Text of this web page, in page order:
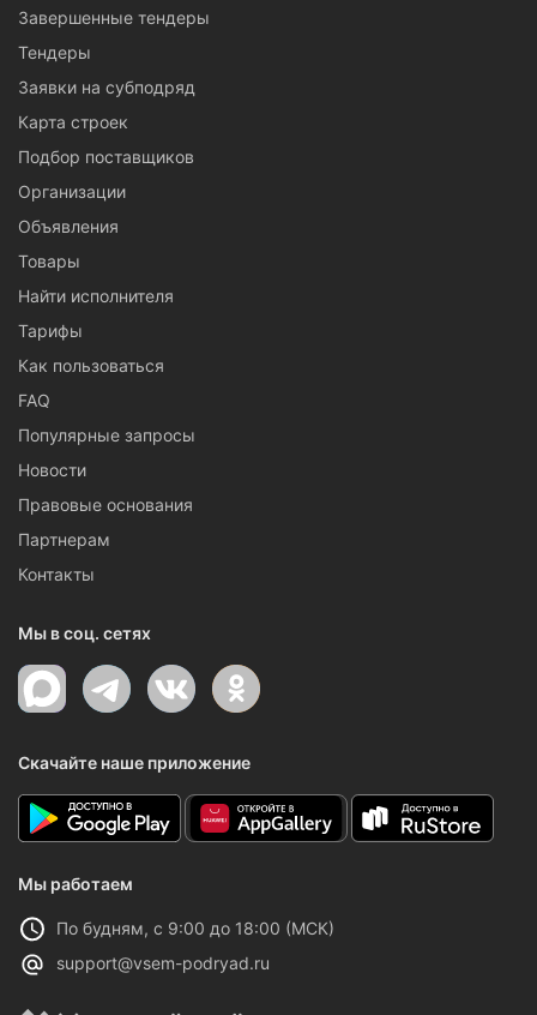
Завершенные тендеры
Тендеры
Заявки на субподряд
Карта строек
Подбор поставщиков
Организации
Объявления
Товары
Найти исполнителя
Тарифы
Как пользоваться
FAQ
Популярные запросы
Новости
Правовые основания
Партнерам
Контакты
Мы в соц. сетях
Скачайте наше приложение
Мы работаем
По будням, с 9:00 до 18:00 (МСК)
support@vsem-podryad.ru